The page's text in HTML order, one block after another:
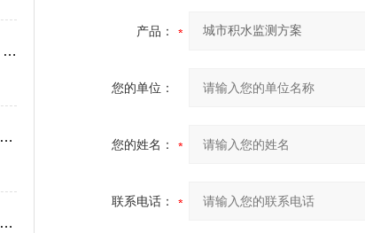
分布式光伏气象站厂家 博科仪器：通信优势赋能偏远场景
高精度水质检测设备：为工业过程控制与科研提供关键数据支撑
未来气象服务：气象站监测设备如何革新传统气象预报
产品：
您的单位：
您的姓名：
联系电话：